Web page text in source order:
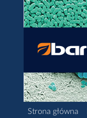
Strona główna